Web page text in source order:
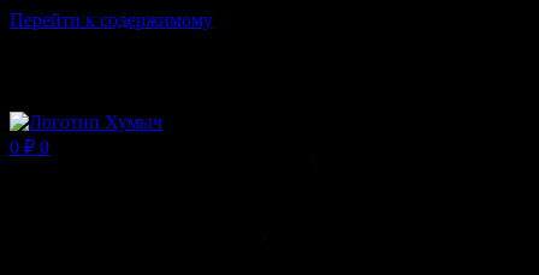
Перейти к содержимому
0 ₽ 0